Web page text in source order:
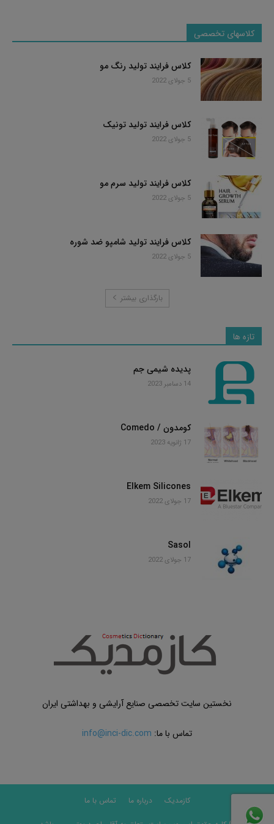
کلاسهای تخصصی
کلاس فرایند تولید رنگ مو
5 جولای 2022
کلاس فرایند تولید تونیک
5 جولای 2022
کلاس فرایند تولید سرم مو
5 جولای 2022
کلاس فرایند تولید شامپو ضد شوره
5 جولای 2022
بارگذاری بیشتر
تازه ها
پدیده شیمی جم
14 دسامبر 2023
کومدون / Comedo
17 ژانویه 2023
Elkem Silicones
17 جولای 2022
Sasol
17 جولای 2022
نخستین سایت تخصصی صنایع آرایشی و بهداشتی ایران
تماس با ما: info@inci-dic.com
کازمدیک درباره ما تماس با ما